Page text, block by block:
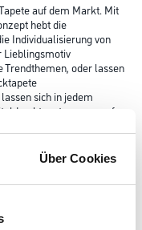
Über Cookies
auf dem Markt. Mit
hebt die
Individualisierung von
Lieblingsmotiv
Trendthemen, oder lassen
sich in jedem
genau auf